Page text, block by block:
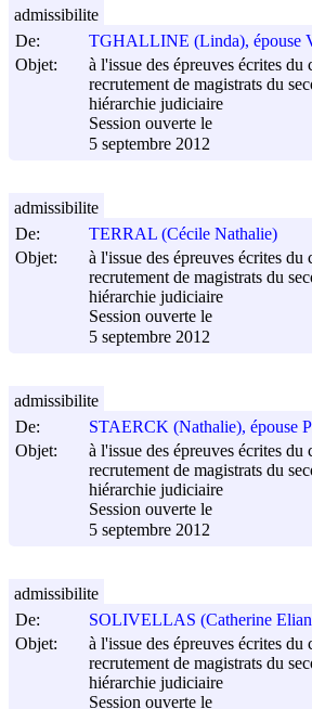
De:
TGHALLINE (Linda), épouse
Objet:
à l'issue des épreuves écrites du
recrutement de magistrats du
hiérarchie judiciaire
Session ouverte le
5 septembre 2012
admissibilite
De:
TERRAL (Cécile Nathalie)
Objet:
à l'issue des épreuves écrites du
recrutement de magistrats du
hiérarchie judiciaire
Session ouverte le
5 septembre 2012
admissibilite
De:
STAERCK (Nathalie), épouse
Objet:
à l'issue des épreuves écrites du
recrutement de magistrats du
hiérarchie judiciaire
Session ouverte le
5 septembre 2012
admissibilite
De:
SOLIVELLAS (Catherine
Objet:
à l'issue des épreuves écrites du
recrutement de magistrats du
hiérarchie judiciaire
Session ouverte le
admissibilite